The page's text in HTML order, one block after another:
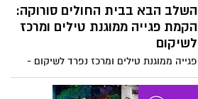
ולשמח את ילדי בית החולים
השלב הבא בבית החולים סורוקה:
הקמת פגייה ממוגנת טילים ומרכז
לשיקום
פגייה ממוגנת טילים ומרכז נפרד לשיקום -
'באר שבע נט' ממשיכים עם סדרת הכתבות
על בית החולים סורוקה בפרק מיוחד על שני